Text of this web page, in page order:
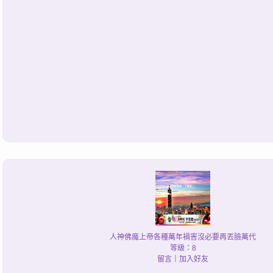
人神佛魔上帝各種萬年禍害沒必要再丟臉萬代
等級：8
留言
加入好友